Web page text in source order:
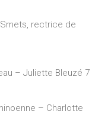
rectrice de
– Juliette Bleuzé 7
– Charlotte